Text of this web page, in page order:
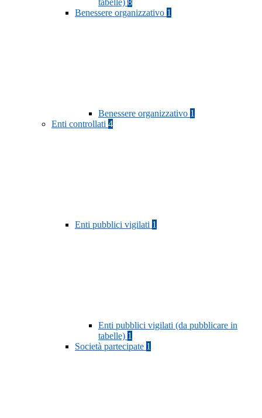
tabelle) 8
Benessere organizzativo 1
Benessere organizzativo 1
Enti controllati 4
Enti pubblici vigilati 1
Enti pubblici vigilati (da pubblicare in
tabelle) 1
Società partecipate 1